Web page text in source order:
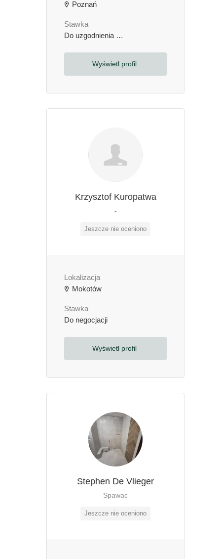
Poznań
Stawka
Do uzgodnienia
Wyświetl profil
Krzysztof Kuropatwa
-
Jeszcze nie oceniono
Lokalizacja
Mokotów
Stawka
Do negocjacji
Wyświetl profil
Stephen De Vlieger
Spawac
Jeszcze nie oceniono